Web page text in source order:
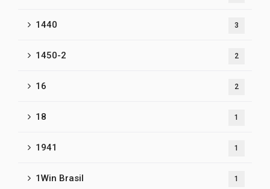
1440 3
1450-2 2
16 2
18 1
1941 1
1Win Brasil 1